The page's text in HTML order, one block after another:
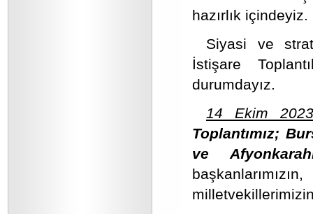
hazırlık içindeyiz.
Siyasi ve
İstişare
durumdayız.
14 Ekim
Toplantımız;
ve